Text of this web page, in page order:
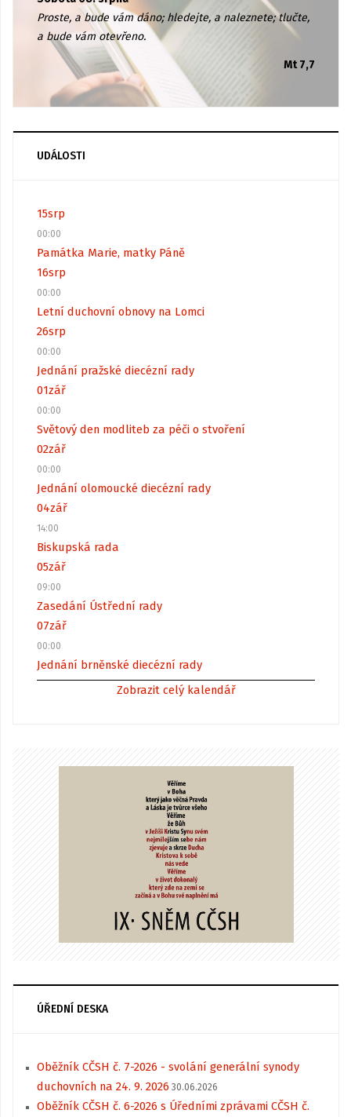
Proste, a bude vám dáno; hledejte, a naleznete; tlučte,
a bude vám otevřeno.
Mt 7,7
UDÁLOSTI
15srp
00:00
Památka Marie, matky Páně
16srp
00:00
Letní duchovní obnovy na Lomci
26srp
00:00
Jednání pražské diecézní rady
01zář
00:00
Světový den modliteb za péči o stvoření
02zář
00:00
Jednání olomoucké diecézní rady
04zář
14:00
Biskupská rada
05zář
09:00
Zasedání Ústřední rady
07zář
00:00
Jednání brněnské diecézní rady
Zobrazit celý kalendář
ÚŘEDNÍ DESKA
Oběžník CČSH č. 7-2026 - svolání generální synody
duchovních na 24. 9. 2026 30.06.2026
Oběžník CČSH č. 6-2026 s Úředními zprávami CČSH č.